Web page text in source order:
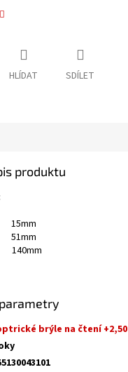
HLÍDAT SDÍLET
produktu
15mm
140mm
brýle na čtení +2,50